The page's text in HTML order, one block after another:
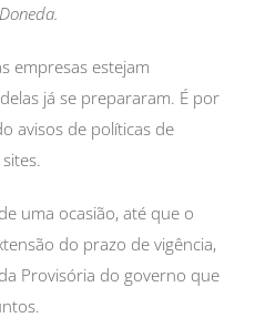
empresas estejam
já se prepararam. É por
avisos de políticas de
uma ocasião, até que o
do prazo de vigência,
Provisória do governo que